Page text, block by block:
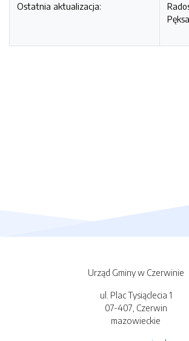
Ostatnia aktualizacja:
Pęksa
Urząd Gminy w Czerwinie
ul. Plac Tysiąclecia 1
07-407, Czerwin
mazowieckie